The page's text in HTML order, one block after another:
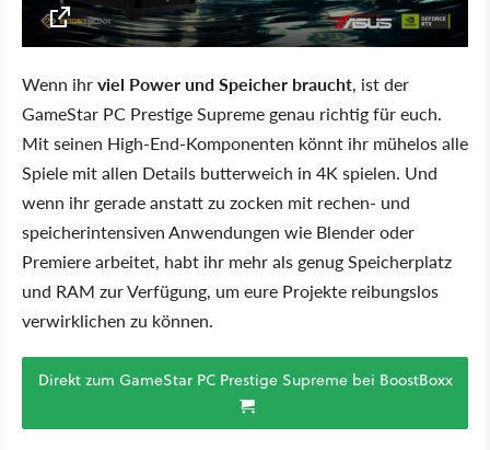
Wenn ihrviel Power und Speicher braucht, ist der
GameStar PC Prestige Supreme genau richtig für euch.
Mit seinen High-End-Komponenten könnt ihr mühelos alle
Spiele mit allen Details butterweich in 4K spielen. Und
wenn ihr gerade anstatt zu zocken mit rechen- und
speicherintensiven Anwendungen wie Blender oder
Premiere arbeitet, habt ihr mehr als genug Speicherplatz
und RAM zur Verfügung, um eure Projekte reibungslos
verwirklichen zu können.
Direkt zum GameStar PC Prestige Supreme bei BoostBoxx